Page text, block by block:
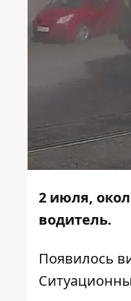
2 июля,
водитель.
Появилось